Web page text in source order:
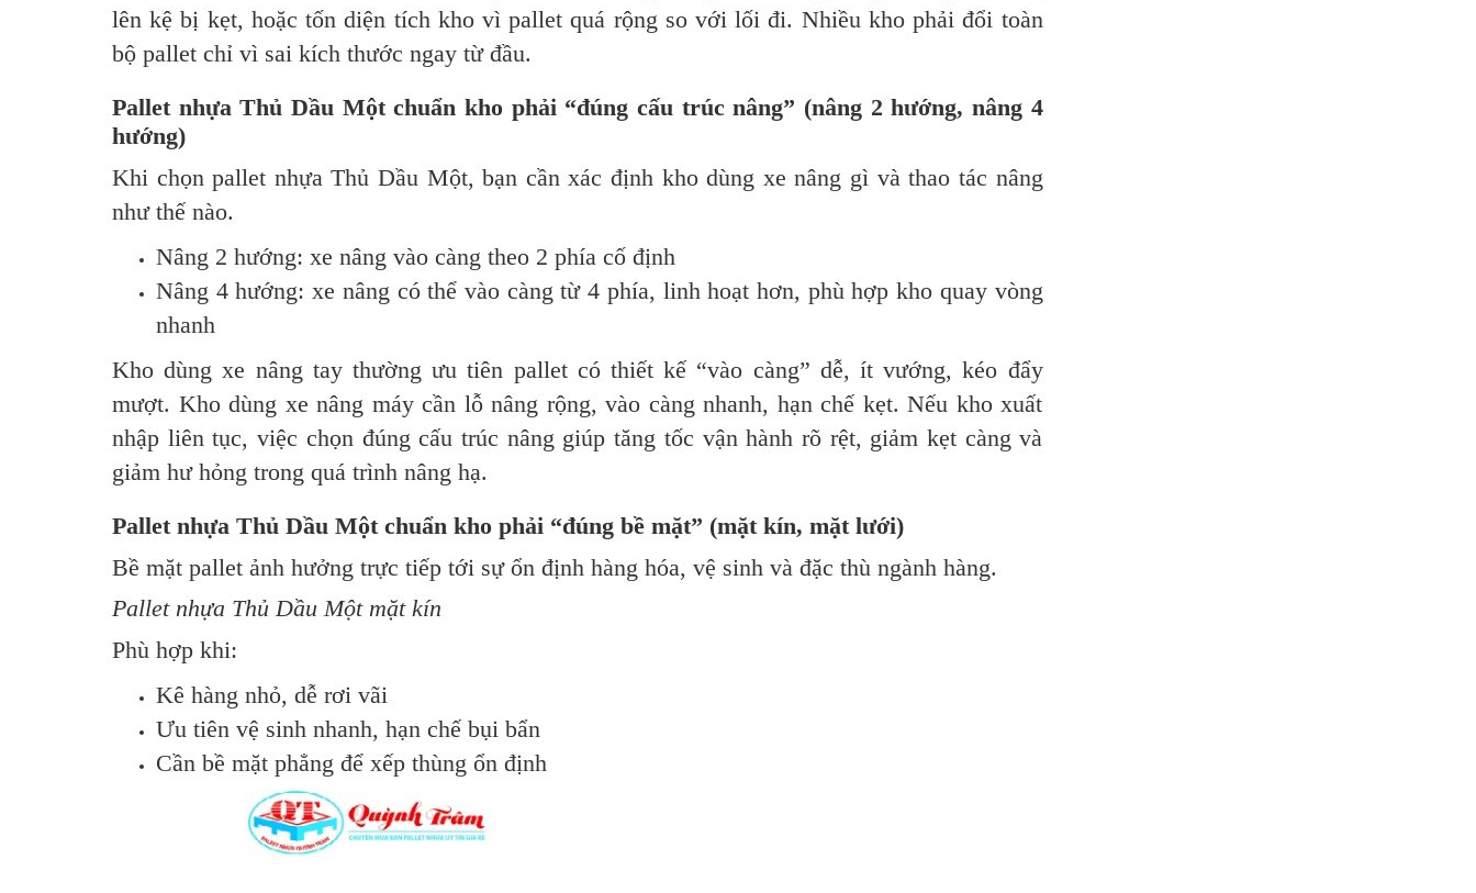
lên kệ bị kẹt, hoặc tốn diện tích kho vì pallet quá rộng so với lối đi. Nhiều kho phải đổi toàn
bộ pallet chỉ vì sai kích thước ngay từ đầu.
Pallet nhựa Thủ Dầu Một chuẩn kho phải “đúng cấu trúc nâng” (nâng 2 hướng, nâng 4
hướng)
Khi chọn pallet nhựa Thủ Dầu Một, bạn cần xác định kho dùng xe nâng gì và thao tác nâng
như thế nào.
Nâng 2 hướng: xe nâng vào càng theo 2 phía cố định
Nâng 4 hướng: xe nâng có thể vào càng từ 4 phía, linh hoạt hơn, phù hợp kho quay vòng
nhanh
Kho dùng xe nâng tay thường ưu tiên pallet có thiết kế “vào càng” dễ, ít vướng, kéo đẩy
mượt. Kho dùng xe nâng máy cần lỗ nâng rộng, vào càng nhanh, hạn chế kẹt. Nếu kho xuất
nhập liên tục, việc chọn đúng cấu trúc nâng giúp tăng tốc vận hành rõ rệt, giảm kẹt càng và
giảm hư hỏng trong quá trình nâng hạ.
Pallet nhựa Thủ Dầu Một chuẩn kho phải “đúng bề mặt” (mặt kín, mặt lưới)
Bề mặt pallet ảnh hưởng trực tiếp tới sự ổn định hàng hóa, vệ sinh và đặc thù ngành hàng.
Pallet nhựa Thủ Dầu Một mặt kín
Phù hợp khi:
Kê hàng nhỏ, dễ rơi vãi
Ưu tiên vệ sinh nhanh, hạn chế bụi bẩn
Cần bề mặt phẳng để xếp thùng ổn định